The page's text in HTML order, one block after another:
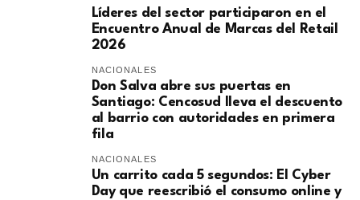
Líderes del sector participaron en el
Encuentro Anual de Marcas del Retail
2026
NACIONALES
Don Salva abre sus puertas en
Santiago: Cencosud lleva el descuento
al barrio con autoridades en primera
fila
NACIONALES
Un carrito cada 5 segundos: El Cyber
Day que reescribió el consumo online y